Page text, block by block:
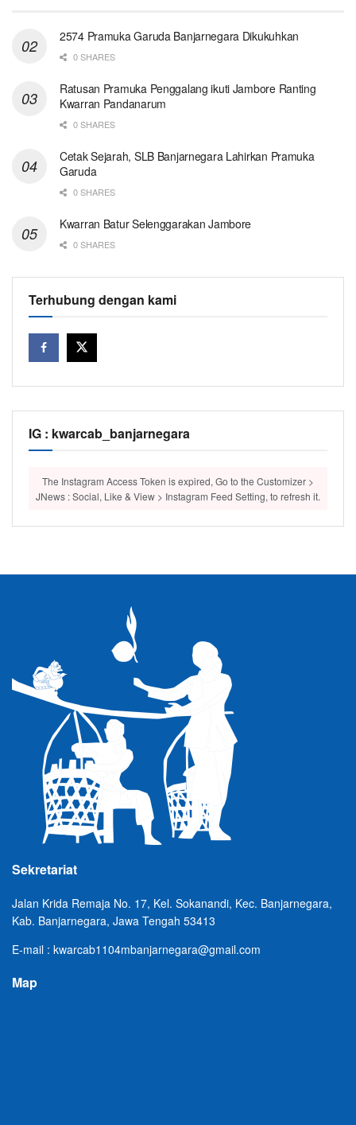
2574 Pramuka Garuda Banjarnegara Dikukuhkan
0 SHARES
Ratusan Pramuka Penggalang ikuti Jambore Ranting
Kwarran Pandanarum
0 SHARES
Cetak Sejarah, SLB Banjarnegara Lahirkan Pramuka
Garuda
0 SHARES
Kwarran Batur Selenggarakan Jambore
0 SHARES
Terhubung dengan kami
IG : kwarcab_banjarnegara
The Instagram Access Token is expired, Go to the Customizer >
JNews : Social, Like & View > Instagram Feed Setting, to refresh it.
Sekretariat
Jalan Krida Remaja No. 17, Kel. Sokanandi, Kec. Banjarnegara,
Kab. Banjarnegara, Jawa Tengah 53413
E-mail : kwarcab1104mbanjarnegara@gmail.com
Map